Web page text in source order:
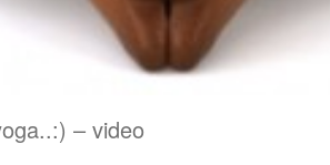
– video